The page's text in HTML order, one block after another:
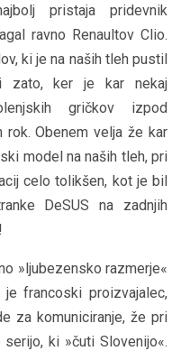
pristaja pridevnik
ravno Renaultov Clio.
ki je na naših tleh pustil
zato, ker je kar nekaj
gričkov izpod
rok. Obenem velja že kar
model na naših tleh, pri
celo tolikšen, kot je bil
DeSUS na zadnjih
»ljubezensko razmerje«
francoski proizvajalec,
za komuniciranje, že pri
ki »čuti Slovenijo«.